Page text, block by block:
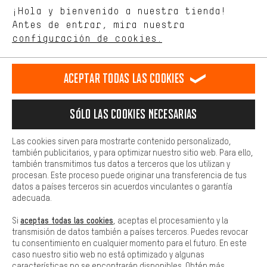
Idioma"
español
ES english Deutsch
RESCINDIR EL CONTRATO Comunidad de Aquisgrán Programa de afiliados
Aviso Legal Protección de datos Condiciones Generales
Plataforma de reportes Reciclaje de baterias
Configuración de las cookies Ajusta el contraste
Todos los precios indicados son en euros e sin MwSt, más
gastos de envío aEstados Unidos.
¡Hola y bienvenido a nuestra tienda!
Antes de entrar, mira nuestra
configuración de cookies.
tienda. Con las cookies de rendimiento, puedes influir en la mejora
de nuestro sitio web y nuestra oferta de la tienda con tu
comportamiento de compra.
Más confort
cookies de comodidad, creamos enlaces a plataformas de redes
sociales. Esto nos permite proporcionarle más contenido e
adicionales que le ayudarán a encontrar los productos adecuados.
preguntas de forma rápida y sencilla.
Básica
Las cookies básicas aseguran que puedas usar nuestro sitio web.
Aceptar todas las cookies
Sólo las cookies necesarias
Las cookies sirven para mostrarte contenido personalizado,
también publicitarios, y para optimizar nuestro sitio web. Para ello,
también transmitimos tus datos a terceros que los utilizan y
procesan. Este proceso puede originar una transferencia de tus
datos a países terceros sin acuerdos vinculantes o garantía
adecuada.
Si aceptas todas las cookies , aceptas el procesamiento y la
transmisión de datos también a países terceros. Puedes revocar
tu consentimiento en cualquier momento para el futuro. En este
caso nuestro sitio web no está optimizado y algunas